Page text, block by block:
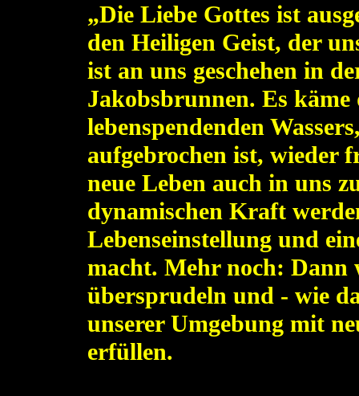
„Die Liebe Gottes ist
den Heiligen Geist, der
ist an uns geschehen in
Jakobsbrunnen. Es
lebenspendenden
aufgebrochen ist, wieder
neue Leben auch in uns
dynamischen Kraft
Lebenseinstellung und
macht. Mehr noch: Dann
übersprudeln und - wie
unserer Umgebung mit
erfüllen.